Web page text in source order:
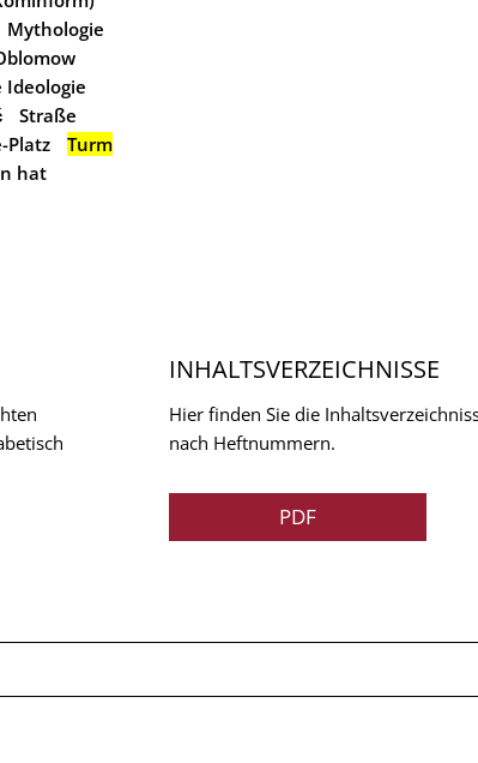
Mythologie
Ideologie
Straße
Platz
Turm
hat
INHALTSVERZEICHNISSE
Hier finden Sie die
nach Heftnummern.
PDF